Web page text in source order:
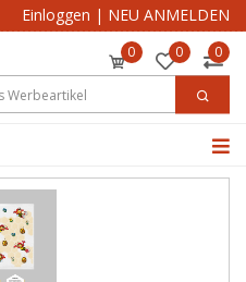
Einloggen | NEU ANMELDEN
0 0 0